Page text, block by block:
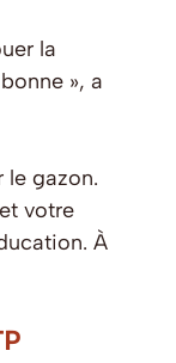
la
», a
le gazon.
votre
À